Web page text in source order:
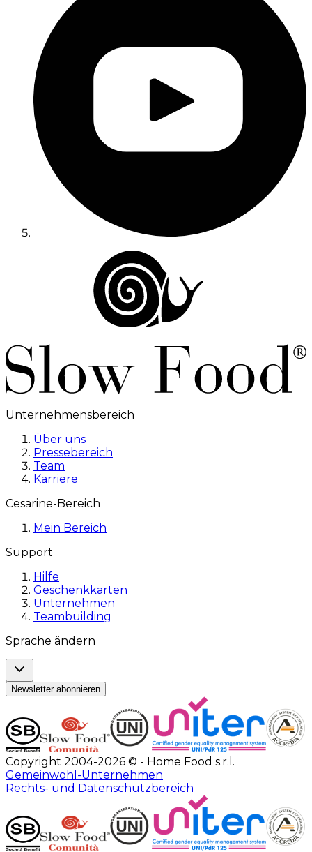
Unternehmensbereich
Über uns
Pressebereich
Team
Karriere
Cesarine-Bereich
Mein Bereich
Support
Hilfe
Geschenkkarten
Unternehmen
Teambuilding
Sprache ändern
Newsletter abonnieren
Copyright 2004-2026 © - Home Food s.r.l.
Gemeinwohl-Unternehmen
Rechts- und Datenschutzbereich